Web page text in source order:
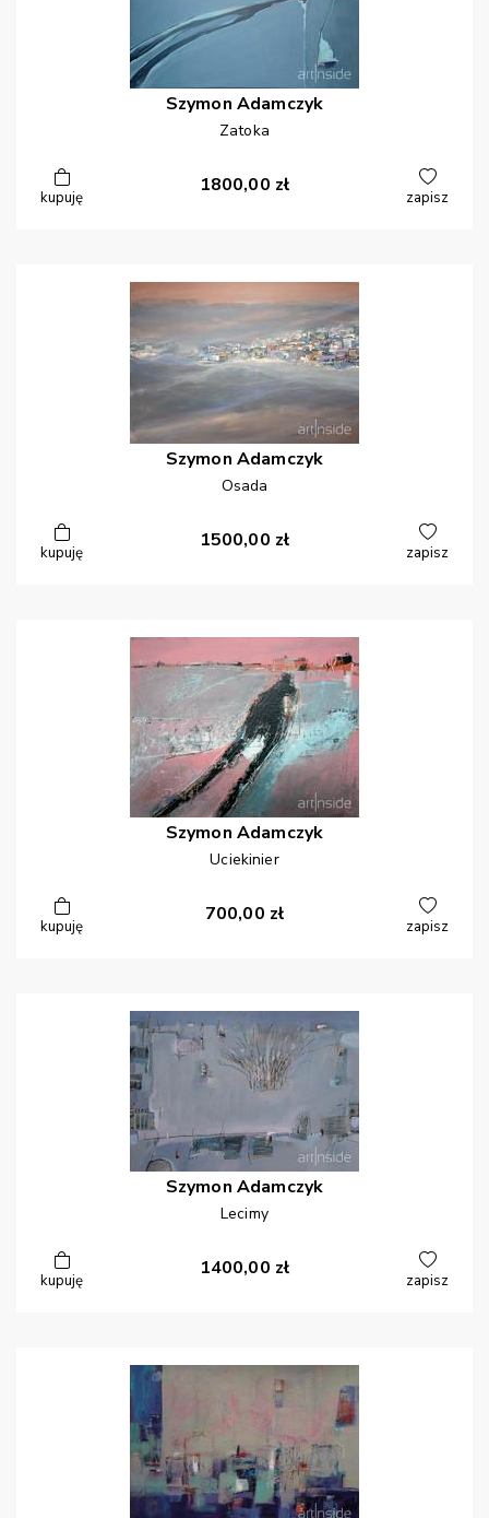
Szymon Adamczyk
Zatoka
kupuję
1800,00 zł
zapisz
Szymon Adamczyk
Osada
kupuję
1500,00 zł
zapisz
Szymon Adamczyk
Uciekinier
kupuję
700,00 zł
zapisz
Szymon Adamczyk
Lecimy
kupuję
1400,00 zł
zapisz